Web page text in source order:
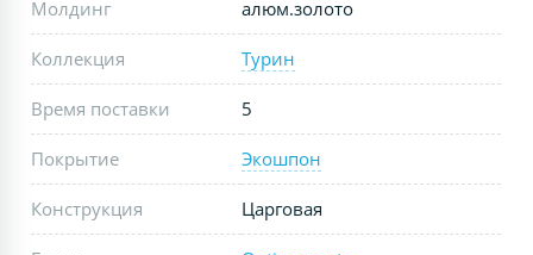
Молдинг алюм.золото
Коллекция Турин
Время поставки 5
Покрытие Экошпон
Конструкция Царговая